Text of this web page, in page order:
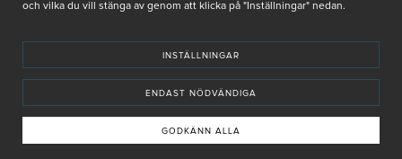
De uppgifter du matar in kommer endast användas till våra nyhetsbrev.
INNEHÅLLET OCH REKOMMENDATIONERNA PÅ DENNA SIDA ÄR FRAMTAGNA OCH GRANSKADE
AV VÅRA AUKTORISERADE HUDTERAPEUTER.
och vilka du vill stänga av genom att klicka på "Inställningar" nedan.
INSTÄLLNINGAR
ENDAST NÖDVÄNDIGA
GODKÄNN ALLA